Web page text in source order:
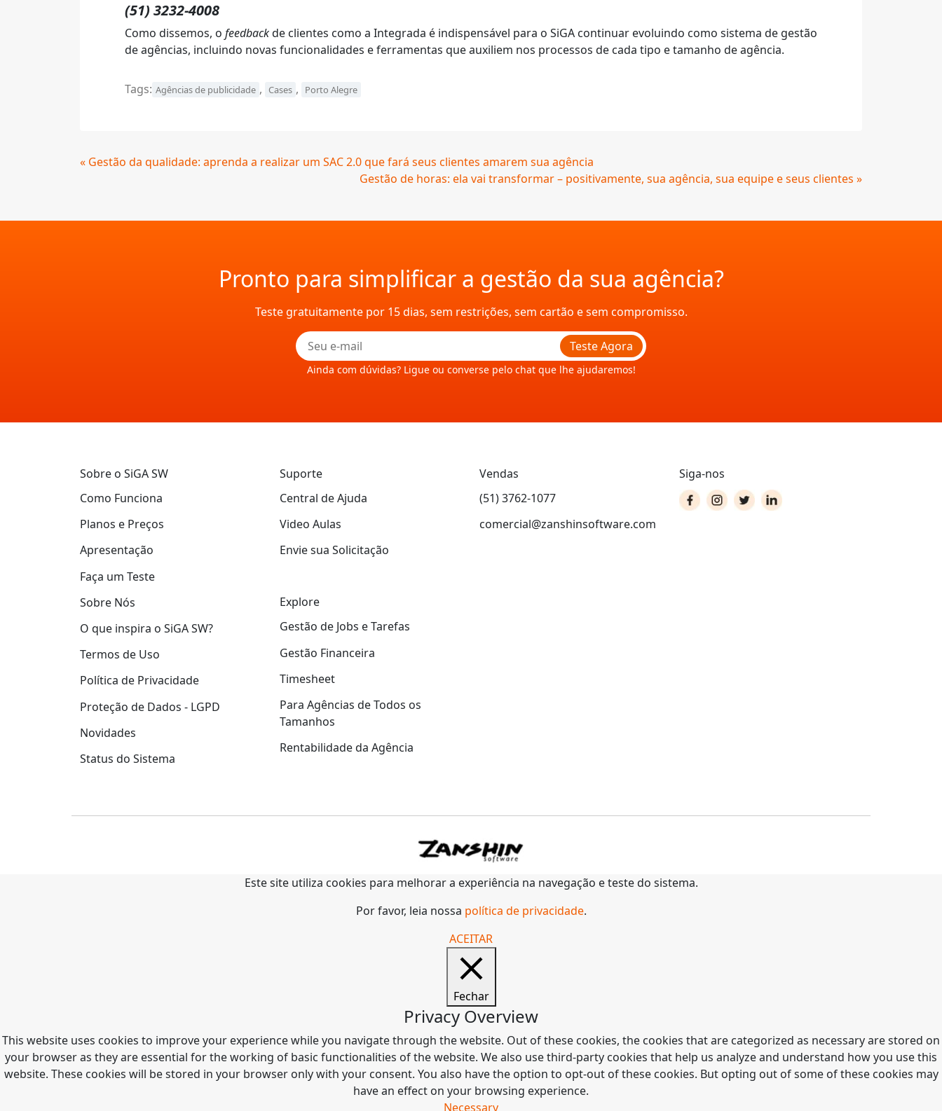
(51) 3232-4008
Como dissemos, o feedbackde clientes como a Integrada é indispensável para o SiGA continuar evoluindo como sistema de gestão
de agências, incluindo novas funcionalidades e ferramentas que auxiliem nos processos de cada tipo e tamanho de agência.
Tags: Agências de publicidade , Cases , Porto Alegre
Continue
« Gestão da qualidade: aprenda a realizar um SAC 2.0 que fará seus clientes amarem sua agência
Gestão de horas: ela vai transformar – positivamente, sua agência, sua equipe e seus clientes »
Pronto para simplificar a gestão da sua agência?
Teste gratuitamente por 15 dias, sem restrições, sem cartão e sem compromisso.
Teste Agora
Ainda com dúvidas? Ligue ou converse pelo chat que lhe ajudaremos!
Sobre o SiGA SW
Como Funciona
Planos e Preços
Apresentação
Faça um Teste
Sobre Nós
O que inspira o SiGA SW?
Termos de Uso
Política de Privacidade
Proteção de Dados - LGPD
Novidades
Status do Sistema
Suporte
Central de Ajuda
Video Aulas
Envie sua Solicitação
Explore
Gestão de Jobs e Tarefas
Gestão Financeira
Timesheet
Para Agências de Todos os
Tamanhos
Rentabilidade da Agência
Vendas
(51) 3762-1077
comercial@zanshinsoftware.com
Siga-nos
Este site utiliza cookies para melhorar a experiência na navegação e teste do sistema.
Por favor, leia nossa política de privacidade.
ACEITAR
Fechar
Privacy Overview
This website uses cookies to improve your experience while you navigate through the website. Out of these cookies, the cookies that are categorized as necessary are stored on
your browser as they are essential for the working of basic functionalities of the website. We also use third-party cookies that help us analyze and understand how you use this
website. These cookies will be stored in your browser only with your consent. You also have the option to opt-out of these cookies. But opting out of some of these cookies may
have an effect on your browsing experience.
Necessary